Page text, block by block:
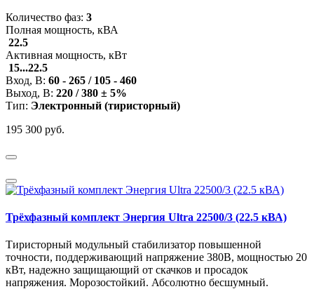
Количество фаз: 3
Полная мощность, кВА
22.5
Активная мощность, кВт
15...22.5
Вход, В: 60 - 265 / 105 - 460
Выход, В: 220 / 380 ± 5%
Тип: Электронный (тиристорный)
195 300 руб.
Трёхфазный комплект Энергия Ultra 22500/3 (22.5 кВА)
Тиристорный модульный стабилизатор повышенной
точности, поддерживающий напряжение 380В, мощностью 20
кВт, надежно защищающий от скачков и просадок
напряжения. Морозостойкий. Абсолютно бесшумный.